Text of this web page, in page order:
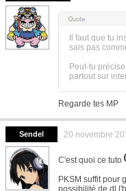
Il faut que tu
sais pas
Peut-tu
partout sur
Regarde tes MP
Sendel 20 novembre
C'est quoi ce tuto
PKSM suffit pour